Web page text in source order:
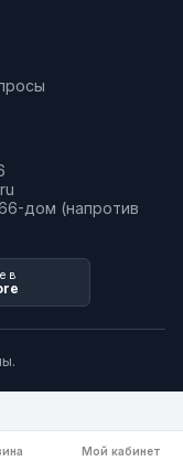
дом (напротив
в
Мой кабинет